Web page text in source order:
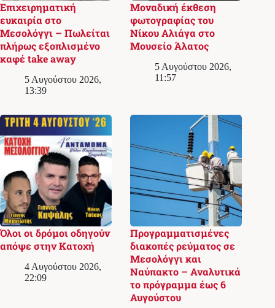
Επιχειρηματική
ευκαιρία στο
Μεσολόγγι – Πωλείται
πλήρως εξοπλισμένο
καφέ take away
5 Αυγούστου 2026,
13:39
Μοναδική έκθεση
φωτογραφίας του
Νίκου Αλιάγα στο
Μουσείο Άλατος
5 Αυγούστου 2026,
11:57
Όλοι οι δρόμοι οδηγούν
απόψε στην Κατοχή
4 Αυγούστου 2026,
22:09
Προγραμματισμένες
διακοπές ρεύματος σε
Μεσολόγγι και
Ναύπακτο – Αναλυτικά
το πρόγραμμα έως 6
Αυγούστου